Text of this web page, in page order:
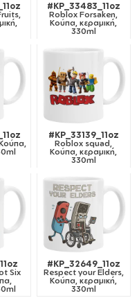
#KP_33483_11oz
Roblox Forsaken,
Κούπα, κεραμική,
330ml
#KP_33139_11oz
Roblox squad,
Κούπα, κεραμική,
330ml
Six
#KP_32649_11oz
Respect your Elders,
Κούπα, κεραμική,
330ml